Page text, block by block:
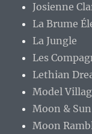
Josienne
La Brume
La Jungle
Les
Lethian
Model
Moon & Sun
Moon